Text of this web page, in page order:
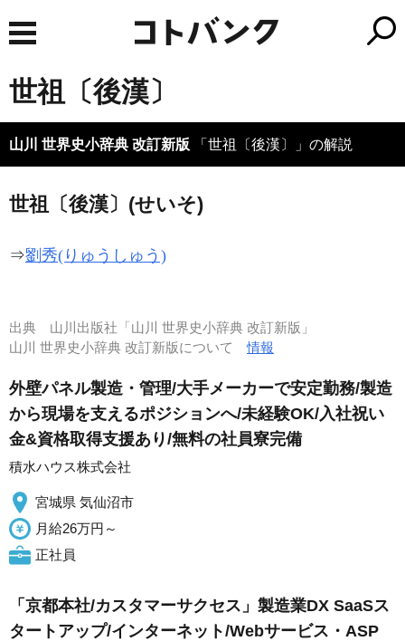
世祖〔後漢〕
山川 世界史小辞典 改訂新版 「世祖〔後漢〕」の解説
世祖〔後漢〕(せいそ)
⇒劉秀(りゅうしゅう)
出典 山川出版社「山川 世界史小辞典 改訂新版」
山川 世界史小辞典 改訂新版について情報
外壁パネル製造・管理/大手メーカーで安定勤務/製造
から現場を支えるポジションへ/未経験OK/入社祝い
金&資格取得支援あり/無料の社員寮完備
積水ハウス株式会社
宮城県 気仙沼市
月給26万円～
正社員
「京都本社/カスタマーサクセス」製造業DX SaaSス
タートアップ/インターネット/Webサービス・ASP